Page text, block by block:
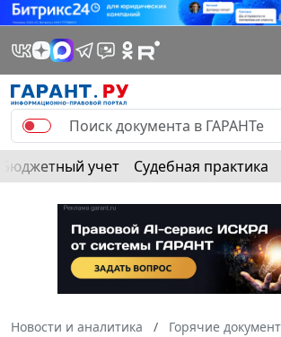
Бюджетный учет Судебная практика
Новости и аналитика
Горячие